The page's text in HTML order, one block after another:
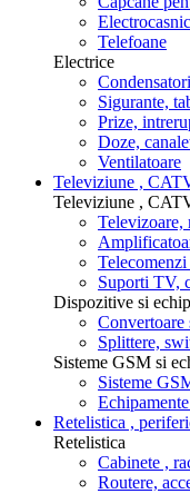
Telefoane
Electrice
Sigurante,
Prize,
Doze,
Ventilatoare
Televiziune ,
Televiziune ,
Televizoare,
Suporti TV,
Dispozitive si
Convertoare
Splittere,
Sisteme GSM si
Sisteme
Retelistica ,
Retelistica
Cabinete ,
Routere,